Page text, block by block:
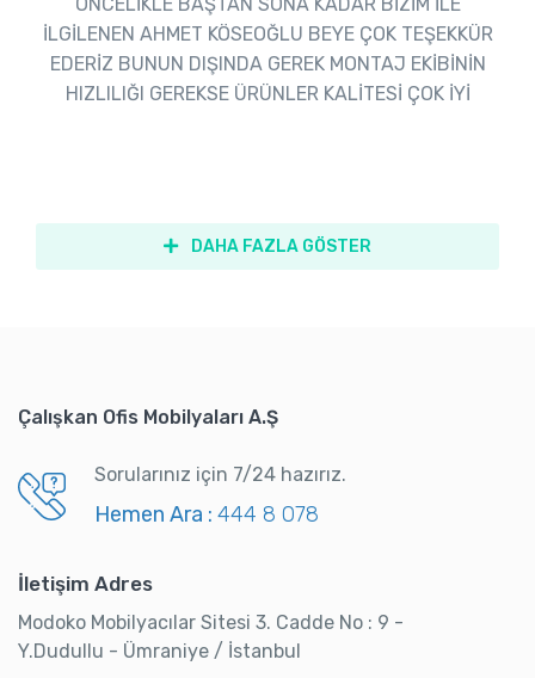
İLGİLENEN AHMET KÖSEOĞLU BEYE ÇOK TEŞEKKÜR
EDERİZ BUNUN DIŞINDA GEREK MONTAJ EKİBİNİN
HIZLILIĞI GEREKSE ÜRÜNLER KALİTESİ ÇOK İYİ
DAHA FAZLA GÖSTER
Çalışkan Ofis Mobilyaları A.Ş
Sorularınız için 7/24 hazırız.
Hemen Ara : 444 8 078
İletişim Adres
Modoko Mobilyacılar Sitesi 3. Cadde No : 9 -
Y.Dudullu - Ümraniye / İstanbul